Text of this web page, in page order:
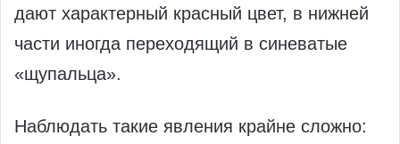
дают характерный красный цвет, в нижней
части иногда переходящий в синеватые
«щупальца».
Наблюдать такие явления крайне сложно: